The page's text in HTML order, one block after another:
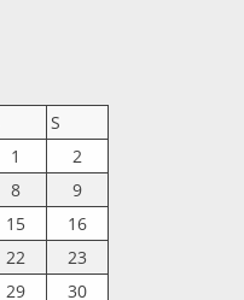
S
1
2
8
9
15
16
22
23
29
30